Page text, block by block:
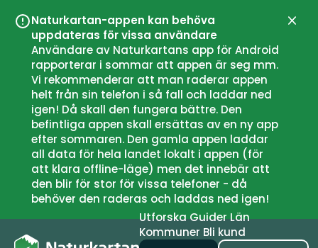
Naturkartan-appen kan behöva
uppdateras för vissa användare
Användare av Naturkartans app för Android
rapporterar i sommar att appen är seg mm.
Vi rekommenderar att man raderar appen
helt från sin telefon i så fall och laddar ned
igen! Då skall den fungera bättre. Den
befintliga appen skall ersättas av en ny app
efter sommaren. Den gamla appen laddar
all data för hela landet lokalt i appen (för
att klara offline-läge) men det innebär att
den blir för stor för vissa telefoner - då
behöver den raderas och laddas ned igen!
UtforskaGuiderLän
Kommuner Bli kund